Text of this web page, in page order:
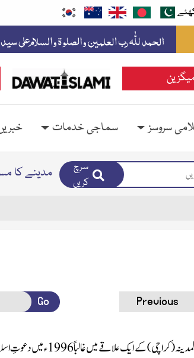
سروسز سماجی خدمات
مدینے کا
سرچ
کریں
Go Previous
( کراچی)کے ایک علاقےمیں غالباً1996ء میں دعوتِ